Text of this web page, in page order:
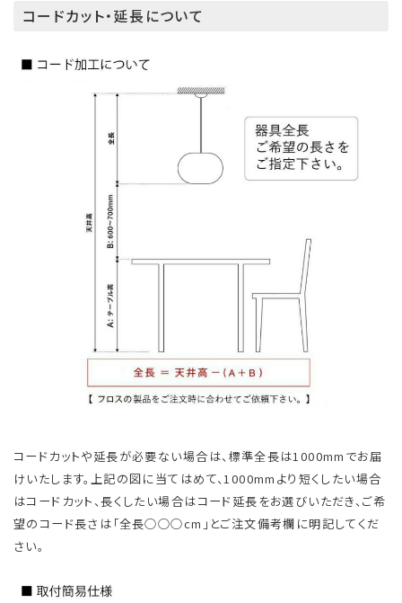
コードカット・延長について
コードカットや延長が必要ない場合は、標準全長は1000mmでお届
けいたします。上記の図に当てはめて、1000mmより短くしたい場合
はコードカット、長くしたい場合はコード延長をお選びいただき、ご希
望のコード長さは「全長○○○cm」とご注文備考欄に明記してくだ
さい。